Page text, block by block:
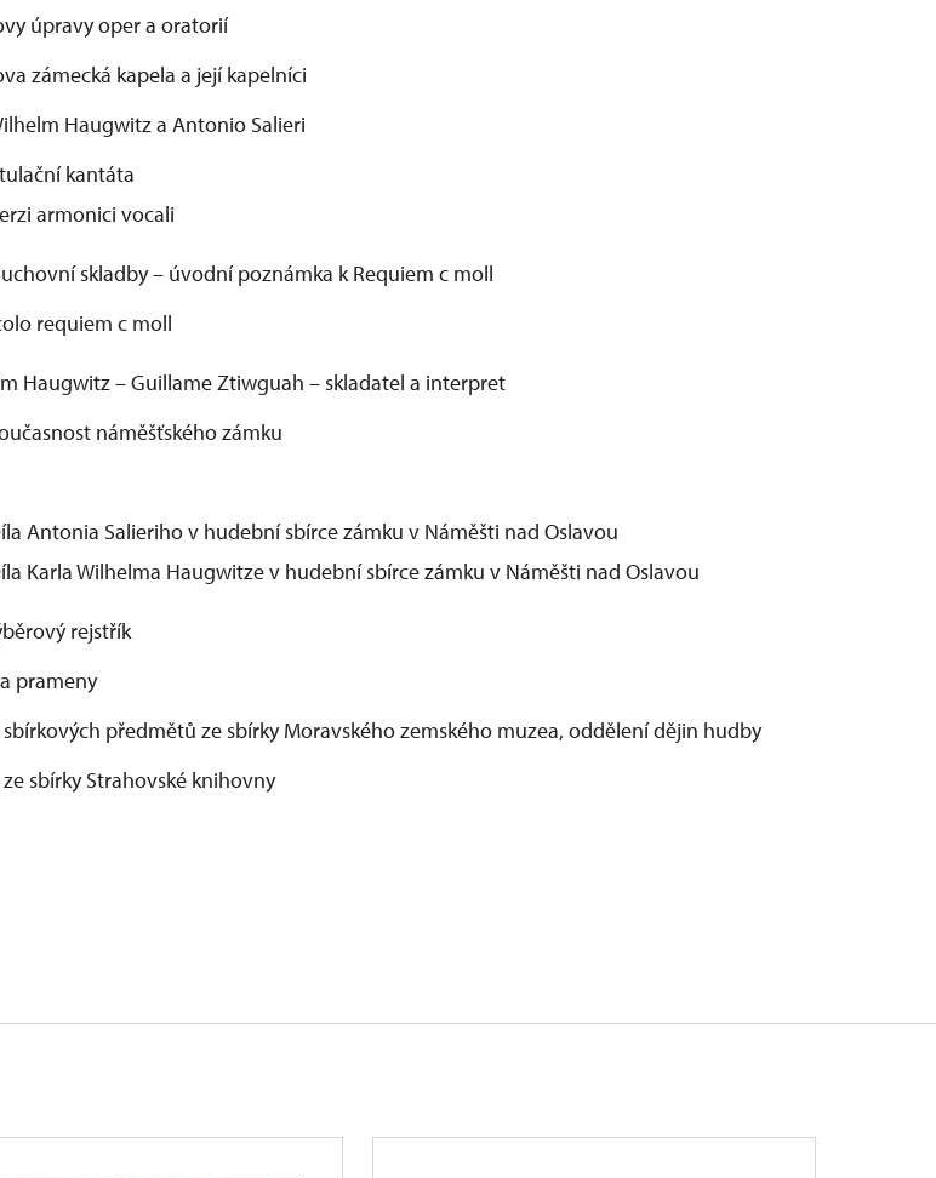
úpravy oper a oratorií
zámecká kapela a její kapelníci
Haugwitz a Antonio Salieri
kantáta
armonici vocali
skladby – úvodní poznámka k Requiem c moll
requiem c moll
Haugwitz – Guillame Ztiwguah – skladatel a interpret
náměšťského zámku
Antonia Salieriho v hudební sbírce zámku v Náměšti nad Oslavou
Karla Wilhelma Haugwitze v hudební sbírce zámku v Náměšti nad Oslavou
rejstřík
prameny
předmětů ze sbírky Moravského zemského muzea, oddělení dějin hudby
sbírky Strahovské knihovny